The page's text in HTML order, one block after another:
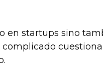
en startups sino
complicado